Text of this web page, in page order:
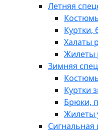
Летняя
Куртки,
Халаты
Жилеты
Зимняя
Куртки
Брюки,
Жилеты